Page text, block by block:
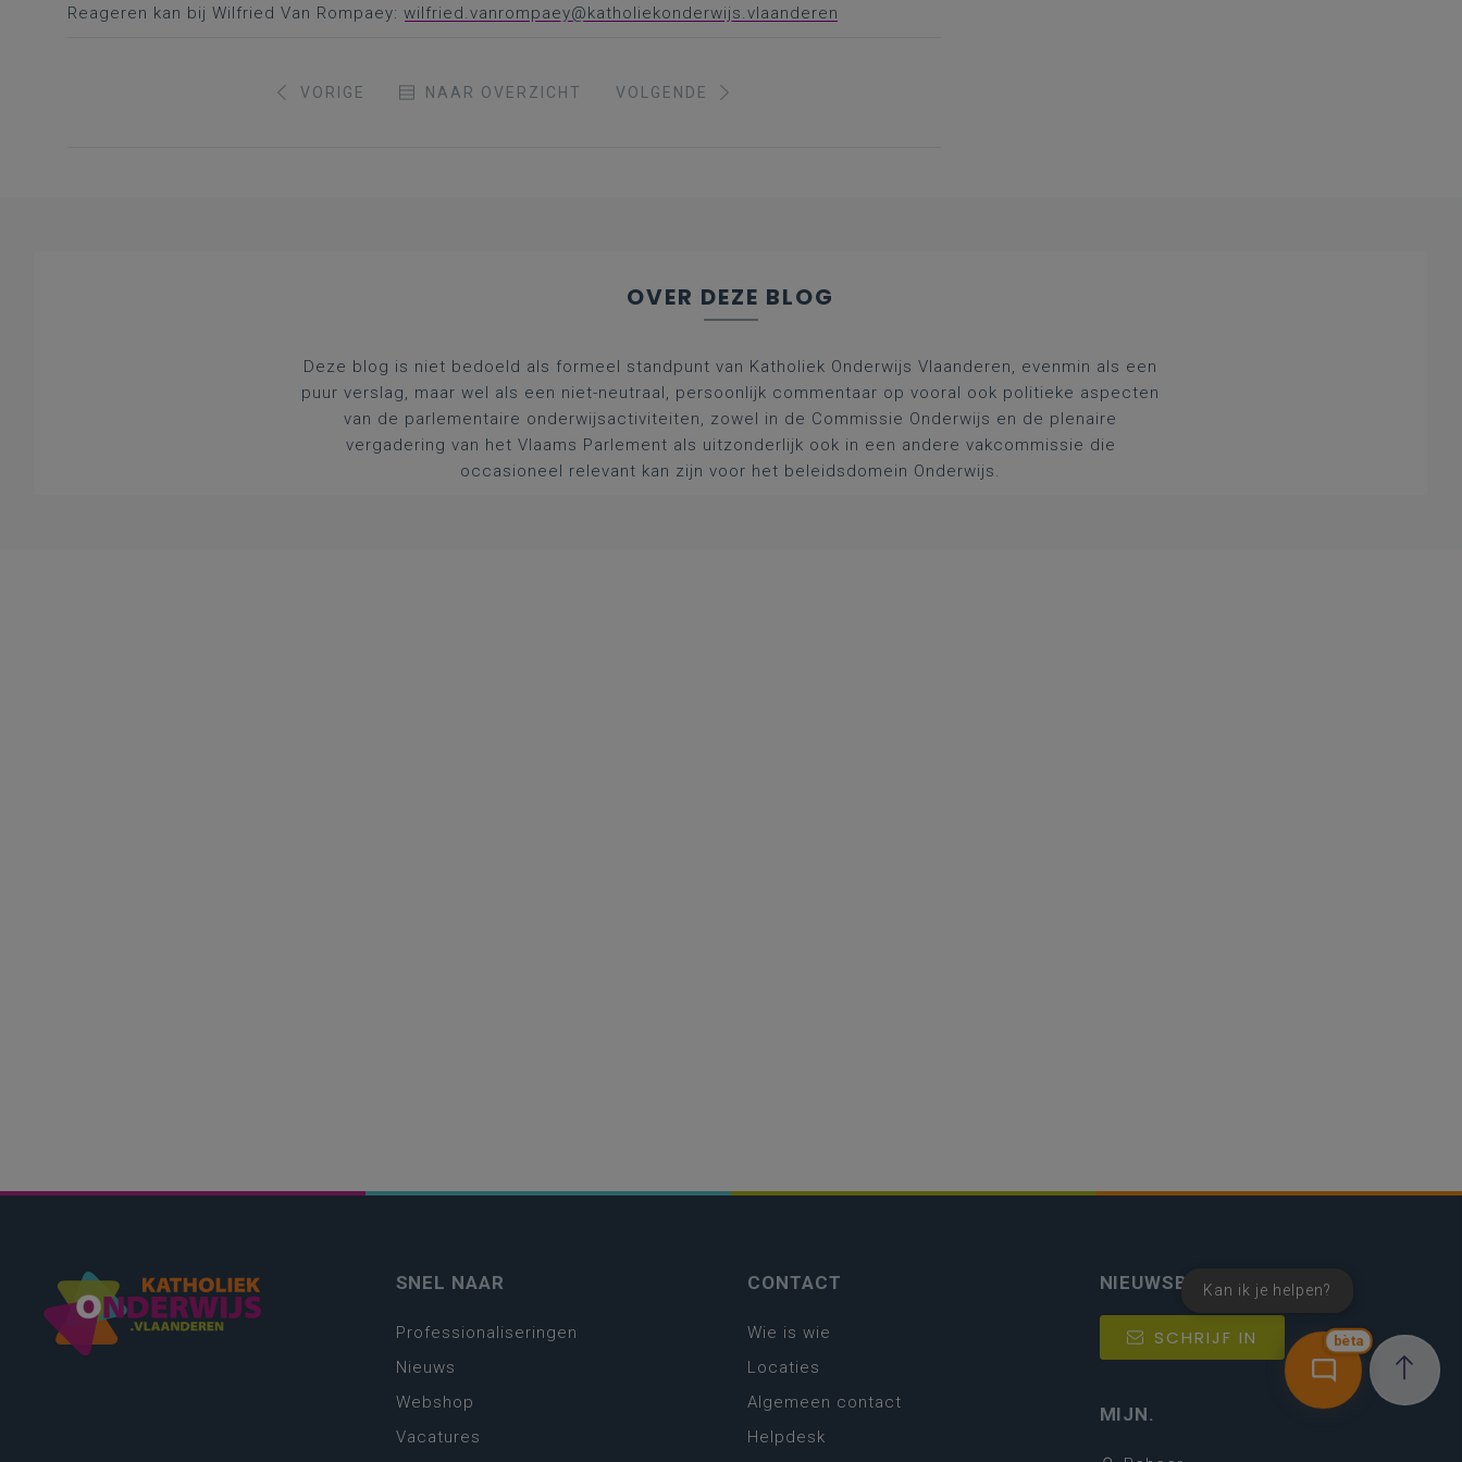
Reageren kan bij Wilfried Van Rompaey: wilfried.vanrompaey@katholiekonderwijs.vlaanderen
VORIGE NAAR OVERZICHT VOLGENDE
OVER DEZE BLOG
Deze blog is niet bedoeld als formeel standpunt van Katholiek Onderwijs Vlaanderen, evenmin als een
puur verslag, maar wel als een niet-neutraal, persoonlijk commentaar op vooral ook politieke aspecten
van de parlementaire onderwijsactiviteiten, zowel in de Commissie Onderwijs en de plenaire
vergadering van het Vlaams Parlement als uitzonderlijk ook in een andere vakcommissie die
occasioneel relevant kan zijn voor het beleidsdomein Onderwijs.
bèta
Kan ik je helpen?
SNEL NAAR
Professionaliseringen
Nieuws
Webshop
Vacatures
CONTACT
Wie is wie
Locaties
Algemeen contact
Helpdesk
NIEUWSBRIEF
SCHRIJF IN
MIJN.